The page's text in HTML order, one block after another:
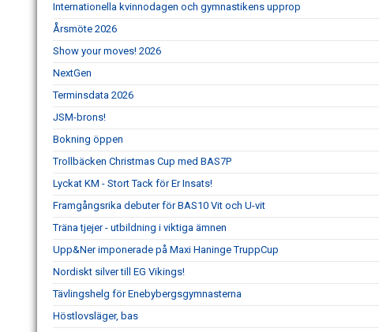
Internationella kvinnodagen och gymnastikens upprop
Årsmöte 2026
Show your moves! 2026
NextGen
Terminsdata 2026
JSM-brons!
Bokning öppen
Trollbäcken Christmas Cup med BAS7P
Lyckat KM - Stort Tack för Er Insats!
Framgångsrika debuter för BAS10 Vit och U-vit
Träna tjejer - utbildning i viktiga ämnen
Upp&Ner imponerade på Maxi Haninge TruppCup
Nordiskt silver till EG Vikings!
Tävlingshelg för Enebybergsgymnasterna
Höstlovsläger, bas